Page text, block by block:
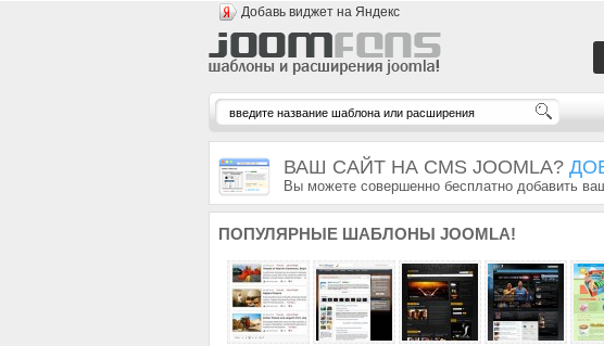
Добавь виджет на Яндекс
ВАШ САЙТ НА CMS JOOMLA?
Вы можете совершенно бесплатно добавить
ПОПУЛЯРНЫЕ ШАБЛОНЫ JOOMLA!